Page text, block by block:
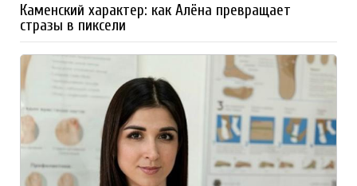
Каменский характер: как Алёна превращает
стразы в пиксели